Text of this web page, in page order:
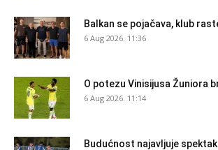
Balkan se pojačava, klub
6 Aug 2026. 11:36
O potezu Vinisijusa Žuniora
6 Aug 2026. 11:14
Budućnost najavljuje